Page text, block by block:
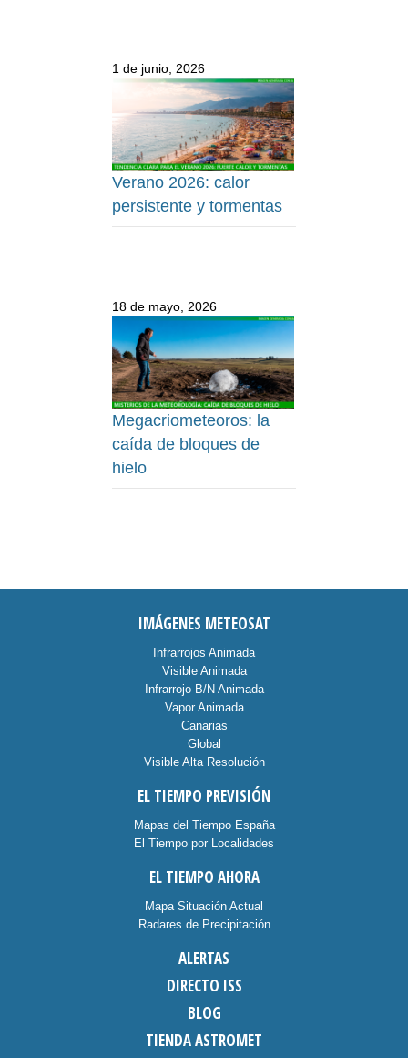
1 de junio, 2026
Verano 2026: calor
persistente y tormentas
18 de mayo, 2026
Megacriometeoros: la
caída de bloques de
hielo
IMÁGENES METEOSAT
Infrarrojos Animada
Visible Animada
Infrarrojo B/N Animada
Vapor Animada
Canarias
Global
Visible Alta Resolución
EL TIEMPO PREVISIÓN
Mapas del Tiempo España
El Tiempo por Localidades
EL TIEMPO AHORA
Mapa Situación Actual
Radares de Precipitación
ALERTAS
DIRECTO ISS
BLOG
TIENDA ASTROMET